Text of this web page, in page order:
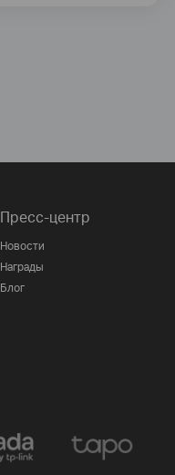
Пресс-центр
Новости
Награды
Блог